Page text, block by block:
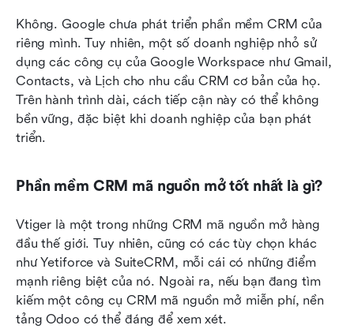
Không. Google chưa phát triển phần mềm CRM của
riêng mình. Tuy nhiên, một số doanh nghiệp nhỏ sử
dụng các công cụ của Google Workspace như Gmail,
Contacts, và Lịch cho nhu cầu CRM cơ bản của họ.
Trên hành trình dài, cách tiếp cận này có thể không
bền vững, đặc biệt khi doanh nghiệp của bạn phát
triển.
Phần mềm CRM mã nguồn mở tốt nhất là gì?
Vtiger là một trong những CRM mã nguồn mở hàng
đầu thế giới. Tuy nhiên, cũng có các tùy chọn khác
như Yetiforce và SuiteCRM, mỗi cái có những điểm
mạnh riêng biệt của nó. Ngoài ra, nếu bạn đang tìm
kiếm một công cụ CRM mã nguồn mở miễn phí, nền
tảng Odoo có thể đáng để xem xét.